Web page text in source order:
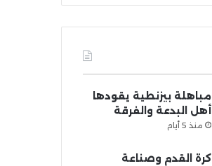
مباهلة بيزنطية يقودها
أهل البدعة والفرقة
منذ 5 أيام
كرة القدم وصناعة